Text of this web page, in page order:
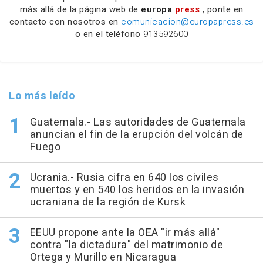
más allá de la página web de europa press , ponte en
contacto con nosotros en comunicacion@europapress.es
o en el teléfono 913592600
Lo más leído
Guatemala.- Las autoridades de Guatemala
anuncian el fin de la erupción del volcán de
Fuego
Ucrania.- Rusia cifra en 640 los civiles
muertos y en 540 los heridos en la invasión
ucraniana de la región de Kursk
EEUU propone ante la OEA "ir más allá"
contra "la dictadura" del matrimonio de
Ortega y Murillo en Nicaragua